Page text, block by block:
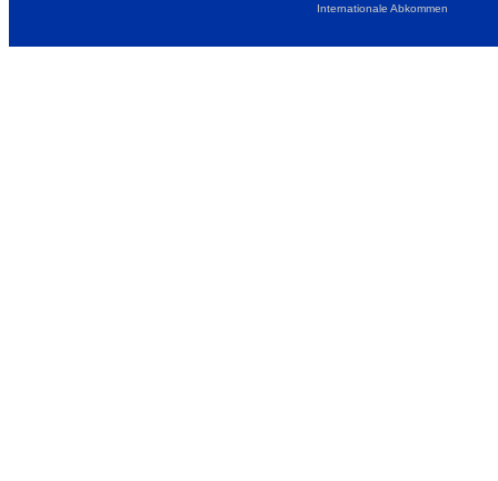
Internationale Abkommen